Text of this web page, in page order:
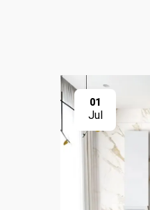
01
Jul